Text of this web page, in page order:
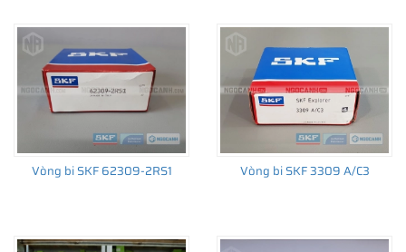
Vòng bi SKF 62309-2RS1 Vòng bi SKF 3309 A/C3